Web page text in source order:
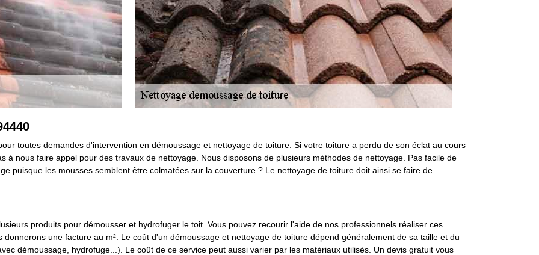
toutes demandes d'intervention en démoussage et nettoyage de toiture. Si votre toiture a perdu de son éclat au cours
à nous faire appel pour des travaux de nettoyage. Nous disposons de plusieurs méthodes de nettoyage. Pas facile de
puisque les mousses semblent être colmatées sur la couverture ? Le nettoyage de toiture doit ainsi se faire de
produits pour démousser et hydrofuger le toit. Vous pouvez recourir l'aide de nos professionnels réaliser ces
une facture au m². Le coût d'un démoussage et nettoyage de toiture dépend généralement de sa taille et du
démoussage, hydrofuge...). Le coût de ce service peut aussi varier par les matériaux utilisés. Un devis gratuit vous